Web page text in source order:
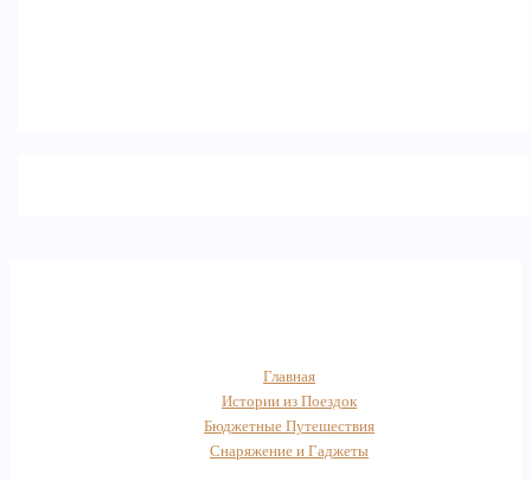
Главная
Истории из Поездок
Бюджетные Путешествия
Снаряжение и Гаджеты